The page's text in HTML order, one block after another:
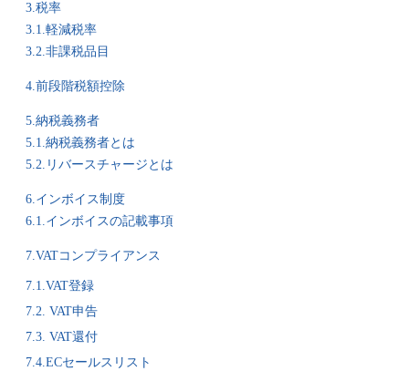
3.税率
3.1.軽減税率
3.2.非課税品目
4.前段階税額控除
5.納税義務者
5.1.納税義務者とは
5.2.リバースチャージとは
6.インボイス制度
6.1.インボイスの記載事項
7.VATコンプライアンス
7.1.VAT登録
7.2. VAT申告
7.3. VAT還付
7.4.ECセールスリスト